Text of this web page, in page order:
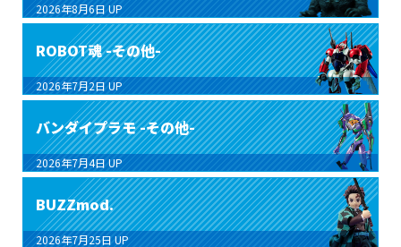
2026年8月6日 UP
ROBOT魂 -その他-
2026年7月2日 UP
バンダイプラモ -その他-
2026年7月4日 UP
BUZZmod.
2026年7月25日 UP